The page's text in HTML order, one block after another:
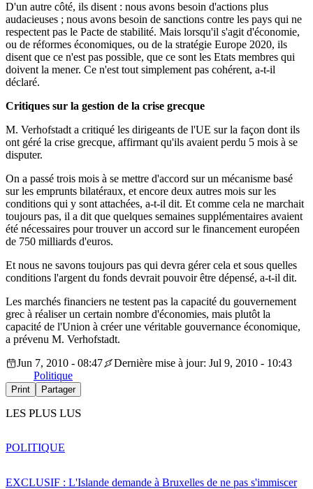
D'un autre côté, ils disent : nous avons besoin d'actions plus
audacieuses ; nous avons besoin de sanctions contre les pays qui ne
respectent pas le Pacte de stabilité. Mais lorsqu'il s'agit d'économie,
ou de réformes économiques, ou de la stratégie Europe 2020, ils
disent que ce n'est pas possible, que ce sont les Etats membres qui
doivent la mener. Ce n'est tout simplement pas cohérent, a-t-il
déclaré.
Critiques sur la gestion de la crise grecque
M. Verhofstadt a critiqué les dirigeants de l'UE sur la façon dont ils
ont géré la crise grecque, affirmant qu'ils avaient perdu 5 mois à se
disputer.
On a passé trois mois à se mettre d'accord sur un mécanisme basé
sur les emprunts bilatéraux, et encore deux autres mois sur les
conditions qui y sont attachées, a-t-il dit. Et comme cela ne marchait
toujours pas, il a dit que quelques semaines supplémentaires avaient
été nécessaires pour trouver un accord sur le financement européen
de 750 milliards d'euros.
Et nous ne savons toujours pas qui devra gérer cela et sous quelles
conditions l'argent du fonds devrait pouvoir être dépensé, a-t-il dit.
Les marchés financiers ne testent pas la capacité du gouvernement
grec à réaliser un certain nombre d'économies, mais plutôt la
capacité de l'Union à créer une véritable gouvernance économique,
a prévenu M. Verhofstadt.
Jun 7, 2010 - 08:47
Dernière mise à jour: Jul 9, 2010 - 10:43
Politique
Print Partager
LES PLUS LUS
EXCLUSIF : L'Islande demande à Bruxelles de ne pas s'immiscer
POLITIQUE